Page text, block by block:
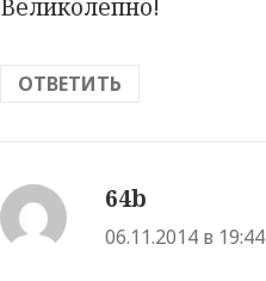
Великолепно!
ОТВЕТИТЬ
64b
06.11.2014 в 19:44